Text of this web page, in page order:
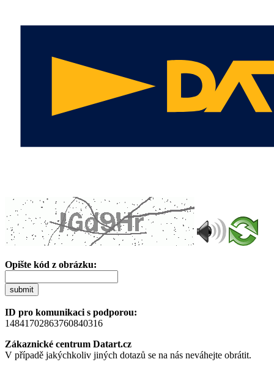
Opište kód z obrázku:
submit
ID pro komunikaci s podporou:
14841702863760840316
Zákaznické centrum Datart.cz
V případě jakýchkoliv jiných dotazů se na nás neváhejte obrátit.